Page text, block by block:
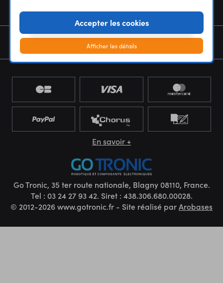
NOUS CONNAÎTRE
NEWSLETTER
En savoir +
Go Tronic, 35 ter route nationale, Blagny 08110, France.
Tel : 03 24 27 93 42. Siret : 438.306.680.00028.
© 2012-2026 www.gotronic.fr - Site réalisé parArobases
Accepter les cookies
Afficher les détails